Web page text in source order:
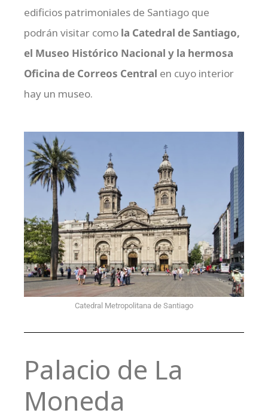
edificios patrimoniales de Santiago que
podrán visitar como la Catedral de Santiago,
el Museo Histórico Nacional y la hermosa
Oficina de Correos Central en cuyo interior
hay un museo.
Catedral Metropolitana de Santiago
Palacio de La
Moneda